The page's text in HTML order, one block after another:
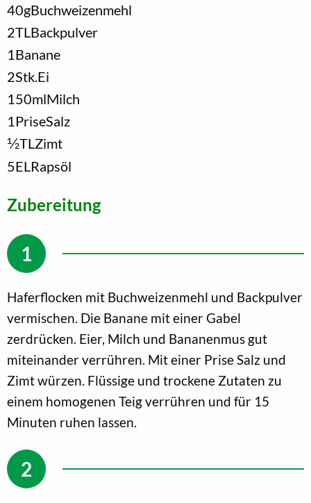
40gBuchweizenmehl
2TL Backpulver
1 Banane
2Stk. Ei
150mlMilch
1 PriseSalz
1/2TL Zimt
5EL Rapsöl
Zubereitung
Haferflocken mit Buchweizenmehl und Backpulver
vermischen. Die Banane mit einer Gabel
zerdrücken. Eier, Milch und Bananenmus gut
miteinander verrühren. Mit einer Prise Salz und
Zimt würzen. Flüssige und trockene Zutaten zu
einem homogenen Teig verrühren und für 15
Minuten ruhen lassen.